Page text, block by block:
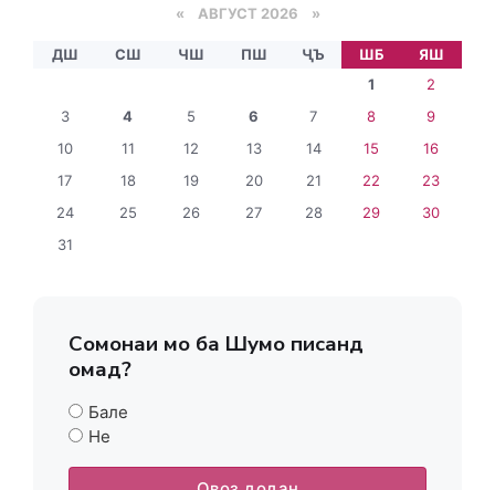
« АВГУСТ 2026 »
ДШ СШ ЧШ ПШ ҶЪ ШБ
ЯШ
1
2
3
4 5 6 7 8
9
10
11 12 13 14 15
16
17
18 19 20 21 22
23
24
25 26 27 28 29
30
31
Сомонаи мо ба Шумо писанд
омад?
Бале
Не